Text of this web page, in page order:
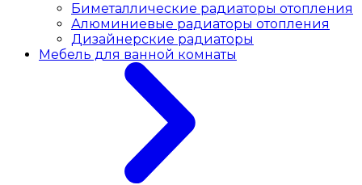
Биметаллические радиаторы отопления
Алюминиевые радиаторы отопления
Дизайнерские радиаторы
Мебель для ванной комнаты